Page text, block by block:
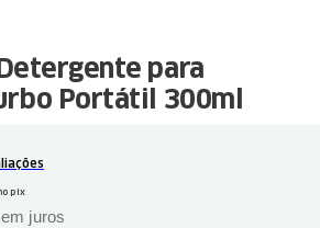
para
Portátil 300ml
pix
juros